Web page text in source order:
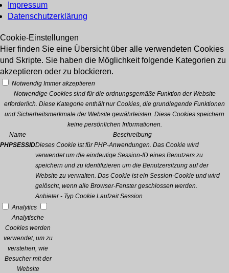
Impressum
Datenschutzerklärung
Cookie-Einstellungen
Hier finden Sie eine Übersicht über alle verwendeten Cookies
und Skripte. Sie haben die Möglichkeit folgende Kategorien zu
akzeptieren oder zu blockieren.
Notwendig Immer akzeptieren
Notwendige Cookies sind für die ordnungsgemäße Funktion der Website
erforderlich. Diese Kategorie enthält nur Cookies, die grundlegende Funktionen
und Sicherheitsmerkmale der Website gewährleisten. Diese Cookies speichern
keine persönlichen Informationen.
Name
Beschreibung
PHPSESSIDDieses Cookie ist für PHP-Anwendungen. Das Cookie wird
verwendet um die eindeutige Session-ID eines Benutzers zu
speichern und zu identifizieren um die Benutzersitzung auf der
Website zu verwalten. Das Cookie ist ein Session-Cookie und wird
gelöscht, wenn alle Browser-Fenster geschlossen werden.
Anbieter - Typ Cookie Laufzeit Session
Analytics
Analytische
Cookies werden
verwendet, um zu
verstehen, wie
Besucher mit der
Website